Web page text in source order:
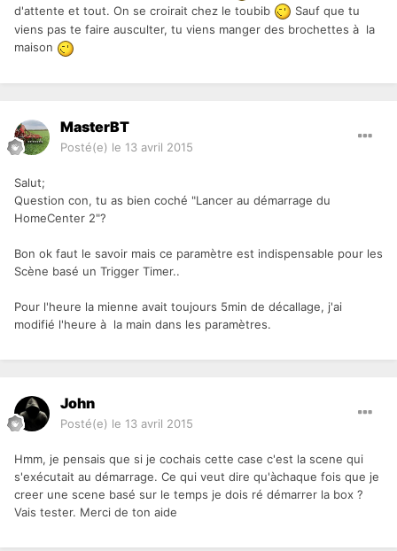
d'attente et tout. On se croirait chez le toubib
Sauf que tu
viens pas te faire ausculter, tu viens manger des brochettes à la
maison
MasterBT
Posté(e) le 13 avril 2015
Salut;
Question con, tu as bien coché "Lancer au démarrage du
HomeCenter 2"?
Bon ok faut le savoir mais ce paramètre est indispensable pour les
Scène basé un Trigger Timer..
Pour l'heure la mienne avait toujours 5min de décallage, j'ai
modifié l'heure à la main dans les paramètres.
John
Posté(e) le 13 avril 2015
Hmm, je pensais que si je cochais cette case c'est la scene qui
s'exécutait au démarrage. Ce qui veut dire qu'àchaque fois que je
creer une scene basé sur le temps je dois ré démarrer la box ?
Vais tester. Merci de ton aide